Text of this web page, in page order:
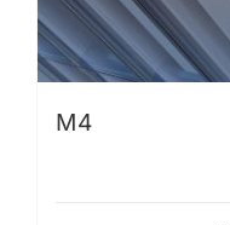
M4